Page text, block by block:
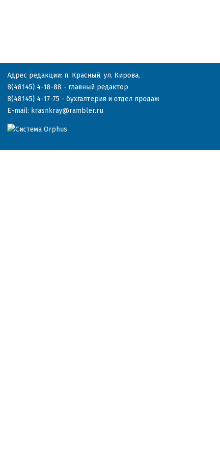
Адрес редакции: п. Красный, ул. Кирова,
8(48145) 4-18-88 - главный редактор
8(48145) 4-17-75 - бухгалтерия и отдел продаж
E-mail: krasnkray@rambler.ru